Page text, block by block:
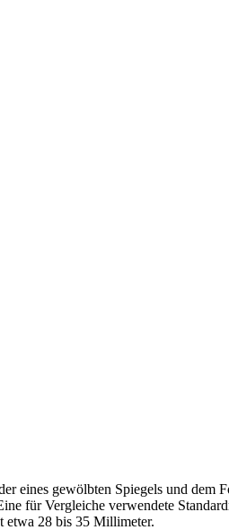
eines gewölbten Spiegels und
für Vergleiche verwendete
etwa 28 bis 35 Millimeter.